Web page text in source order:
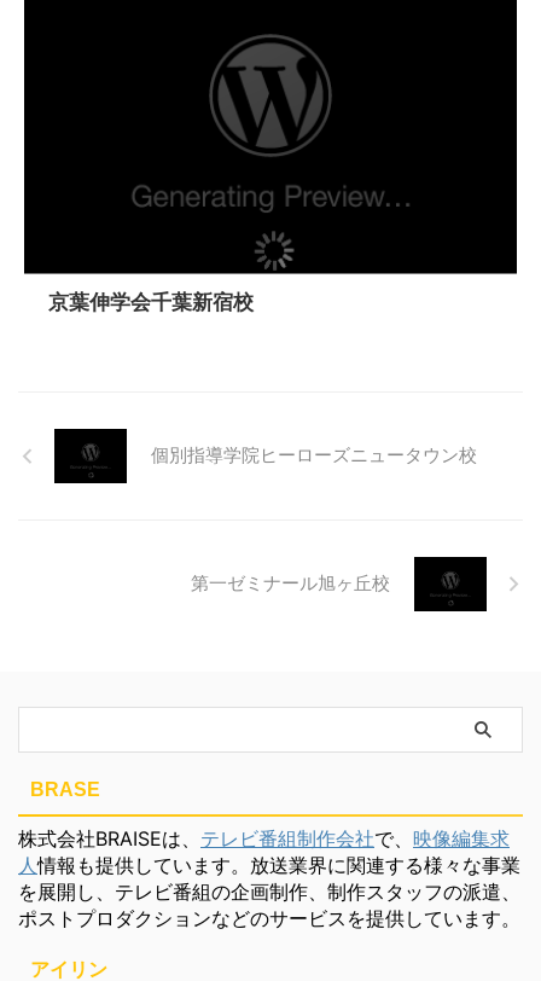
京葉伸学会千葉新宿校
個別指導学院ヒーローズニュータウン校
第一ゼミナール旭ヶ丘校
BRASE
株式会社BRAISEは、 テレビ番組制作会社で、 映像編集求
人情報も提供しています。放送業界に関連する様々な事業
を展開し、テレビ番組の企画制作、制作スタッフの派遣、
ポストプロダクションなどのサービスを提供しています。
アイリン